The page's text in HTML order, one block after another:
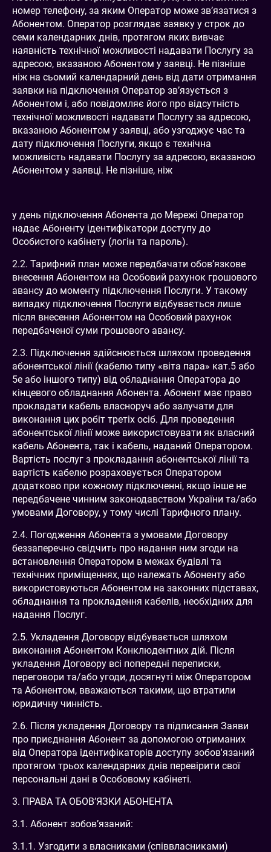
номер телефону, за яким Оператор може зв’язатися з
Абонентом. Оператор розглядає заявку у строк до
семи календарних днів, протягом яких вивчає
наявність технічної можливості надавати Послугу за
адресою, вказаною Абонентом у заявці. Не пізніше
ніж на сьомий календарний день від дати отримання
заявки на підключення Оператор зв’язується з
Абонентом і, або повідомляє його про відсутність
технічної можливості надавати Послугу за адресою,
вказаною Абонентом у заявці, або узгоджує час та
дату підключення Послуги, якщо є технічна
можливість надавати Послугу за адресою, вказаною
Абонентом у заявці. Не пізніше, ніж
у день підключення Абонента до Мережі Оператор
надає Абоненту ідентифікатори доступу до
Особистого кабінету (логін та пароль).
2.2. Тарифний план може передбачати обов’язкове
внесення Абонентом на Особовий рахунок грошового
авансу до моменту підключення Послуги. У такому
випадку підключення Послуги відбувається лише
після внесення Абонентом на Особовий рахунок
передбаченої суми грошового авансу.
2.3. Підключення здійснюється шляхом проведення
абонентської лінії (кабелю типу «віта пара» кат.5 або
5е або іншого типу) від обладнання Оператора до
кінцевого обладнання Абонента. Абонент має право
прокладати кабель власноруч або залучати для
виконання цих робіт третіх осіб. Для проведення
абонентської лінії може використовувати як власний
кабель Абонента, так і кабель, наданий Оператором.
Вартість послуг з прокладання абонентської лінії та
вартість кабелю розраховується Оператором
додатково при кожному підключенні, якщо інше не
передбачене чинним законодавством України та/або
умовами Договору, у тому числі Тарифного плану.
2.4. Погодження Абонента з умовами Договору
беззаперечно свідчить про надання ним згоди на
встановлення Оператором в межах будівлі та
технічних приміщеннях, що належать Абоненту або
використовуються Абонентом на законних підставах,
обладнання та прокладення кабелів, необхідних для
надання Послуг.
2.5. Укладення Договору відбувається шляхом
виконання Абонентом Конклюдентних дій. Після
укладення Договору всі попередні переписки,
переговори та/або угоди, досягнуті між Оператором
та Абонентом, вважаються такими, що втратили
юридичну чинність.
2.6. Після укладення Договору та підписання Заяви
про приєднання Абонент за допомогою отриманих
від Оператора ідентифікаторів доступу зобов'язаний
протягом трьох календарних днів перевірити свої
персональні дані в Особовому кабінеті.
3. ПРАВА ТА ОБОВ’ЯЗКИ АБОНЕНТА
3.1. Абонент зобов’язаний:
3.1.1. Узгодити з власниками (співвласниками)